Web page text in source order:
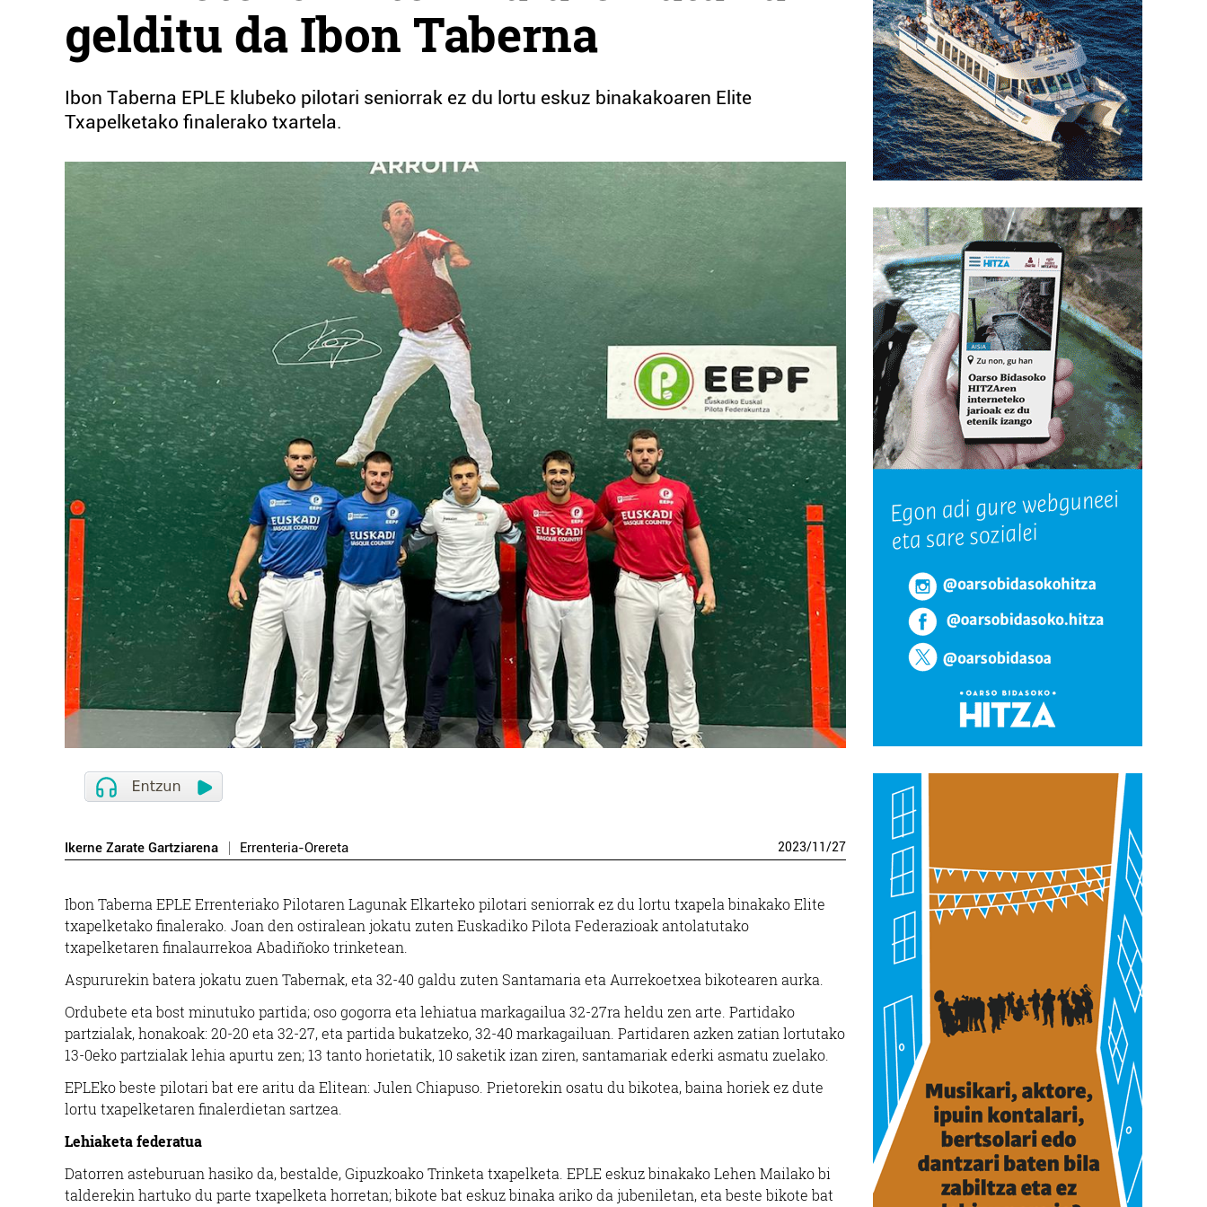
gelditu da Ibon Taberna
Ibon Taberna EPLE klubeko pilotari seniorrak ez du lortu eskuz binakakoaren Elite
Txapelketako finalerako txartela.
Ikerne Zarate Gartziarena Errenteria-Orereta 2023/11/27
Ibon Taberna EPLE Errenteriako Pilotaren Lagunak Elkarteko pilotari seniorrak ez du lortu txapela binakako Elite
txapelketako finalerako. Joan den ostiralean jokatu zuten Euskadiko Pilota Federazioak antolatutako
txapelketaren finalaurrekoa Abadiñoko trinketean.
Aspururekin batera jokatu zuen Tabernak, eta 32-40 galdu zuten Santamaria eta Aurrekoetxea bikotearen aurka.
Ordubete eta bost minutuko partida; oso gogorra eta lehiatua markagailua 32-27ra heldu zen arte. Partidako
partzialak, honakoak: 20-20 eta 32-27, eta partida bukatzeko, 32-40 markagailuan. Partidaren azken zatian lortutako
13-0eko partzialak lehia apurtu zen; 13 tanto horietatik, 10 saketik izan ziren, santamariak ederki asmatu zuelako.
EPLEko beste pilotari bat ere aritu da Elitean: Julen Chiapuso. Prietorekin osatu du bikotea, baina horiek ez dute
lortu txapelketaren finalerdietan sartzea.
Lehiaketa federatua
Datorren asteburuan hasiko da, bestalde, Gipuzkoako Trinketa txapelketa. EPLE eskuz binakako Lehen Mailako bi
talderekin hartuko du parte txapelketa horretan; bikote bat eskuz binaka ariko da jubeniletan, eta beste bikote bat